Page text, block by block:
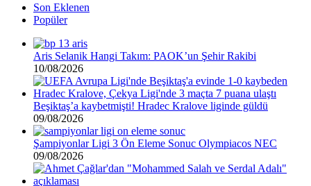
Son Eklenen
Popüler
Aris Selanik Hangi Takım: PAOK’un Şehir Rakibi
10/08/2026
Beşiktaş’a kaybetmişti! Hradec Kralove liginde güldü
09/08/2026
Şampiyonlar Ligi 3 Ön Eleme Sonuc Olympiacos NEC
09/08/2026